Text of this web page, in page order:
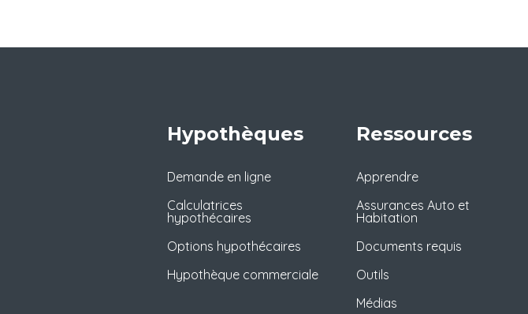
Hypothèques
Demande en ligne
Calculatrices
hypothécaires
Options hypothécaires
Hypothèque commerciale
Ressources
Apprendre
Assurances Auto et
Habitation
Documents requis
Outils
Médias